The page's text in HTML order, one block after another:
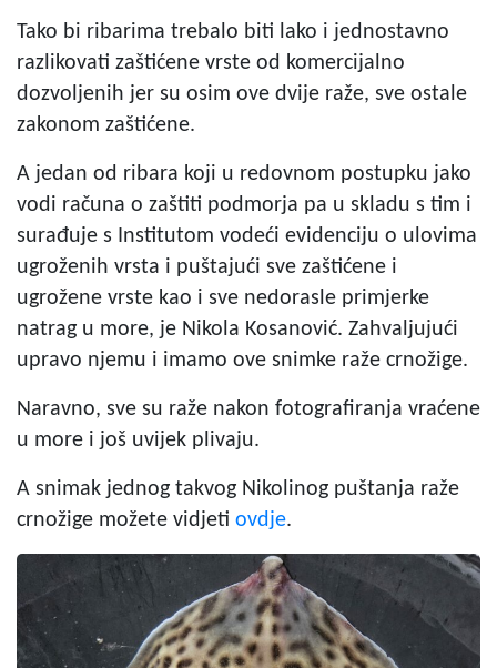
Tako bi ribarima trebalo biti lako i jednostavno
razlikovati zaštićene vrste od komercijalno
dozvoljenih jer su osim ove dvije raže, sve ostale
zakonom zaštićene.
A jedan od ribara koji u redovnom postupku jako
vodi računa o zaštiti podmorja pa u skladu s tim i
surađuje s Institutom vodeći evidenciju o ulovima
ugroženih vrsta i puštajući sve zaštićene i
ugrožene vrste kao i sve nedorasle primjerke
natrag u more, je Nikola Kosanović. Zahvaljujući
upravo njemu i imamo ove snimke raže crnožige.
Naravno, sve su raže nakon fotografiranja vraćene
u more i još uvijek plivaju.
A snimak jednog takvog Nikolinog puštanja raže
crnožige možete vidjeti ovdje.